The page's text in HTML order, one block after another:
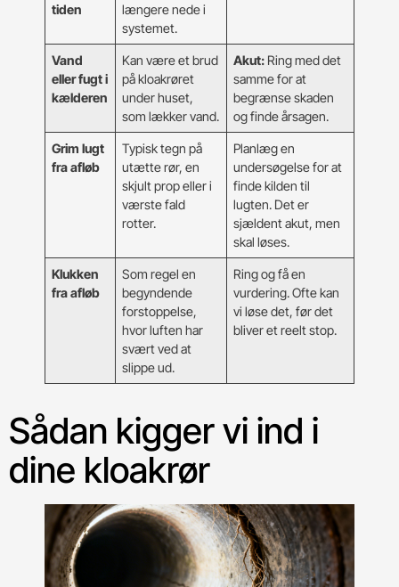
tiden
længere nede i
systemet.
Vand
eller fugt i
kælderen
Kan være et brud
på kloakrøret
under huset,
som lækker vand.
Akut: Ring med det
samme for at
begrænse skaden
og finde årsagen.
Grim lugt
fra afløb
Typisk tegn på
utætte rør, en
skjult prop eller i
værste fald
rotter.
Planlæg en
undersøgelse for at
finde kilden til
lugten. Det er
sjældent akut, men
skal løses.
Klukken
fra afløb
Som regel en
begyndende
forstoppelse,
hvor luften har
svært ved at
slippe ud.
Ring og få en
vurdering. Ofte kan
vi løse det, før det
bliver et reelt stop.
Sådan kigger vi ind i
dine kloakrør